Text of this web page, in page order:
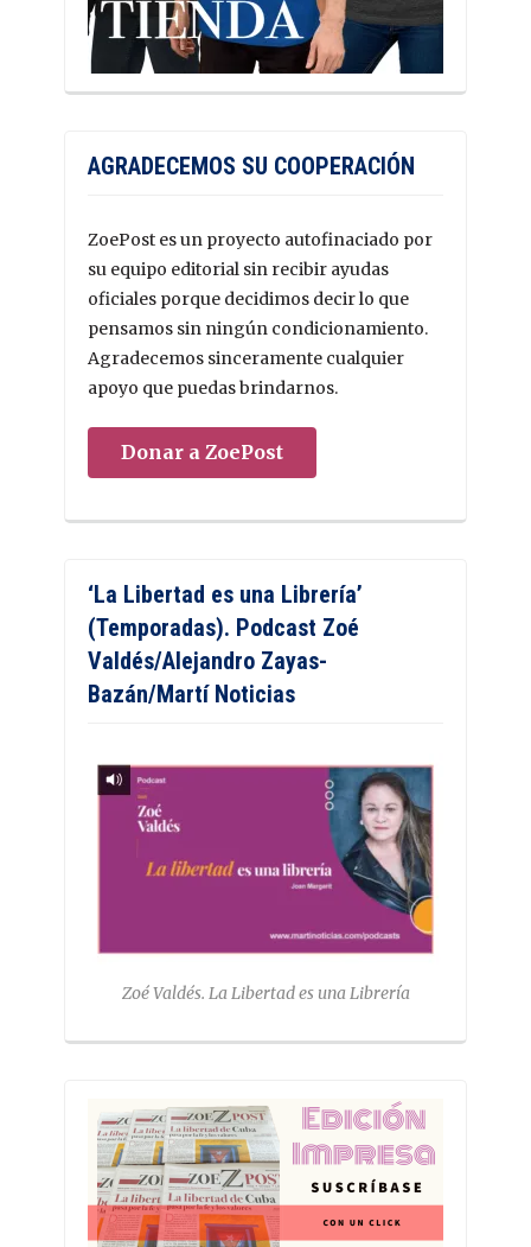
AGRADECEMOS SU COOPERACIÓN
ZoePost es un proyecto autofinaciado por
su equipo editorial sin recibir ayudas
oficiales porque decidimos decir lo que
pensamos sin ningún condicionamiento.
Agradecemos sinceramente cualquier
apoyo que puedas brindarnos.
Donar a ZoePost
‘La Libertad es una Librería’
(Temporadas). Podcast Zoé
Valdés/Alejandro Zayas-
Bazán/Martí Noticias
Zoé Valdés. La Libertad es una Librería